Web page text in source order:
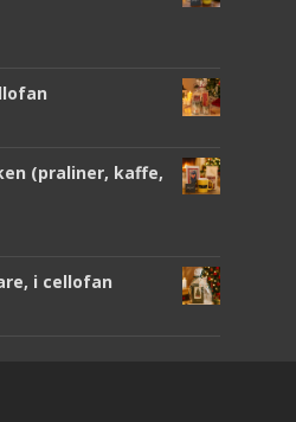
(praliner, kaffe,
i cellofan